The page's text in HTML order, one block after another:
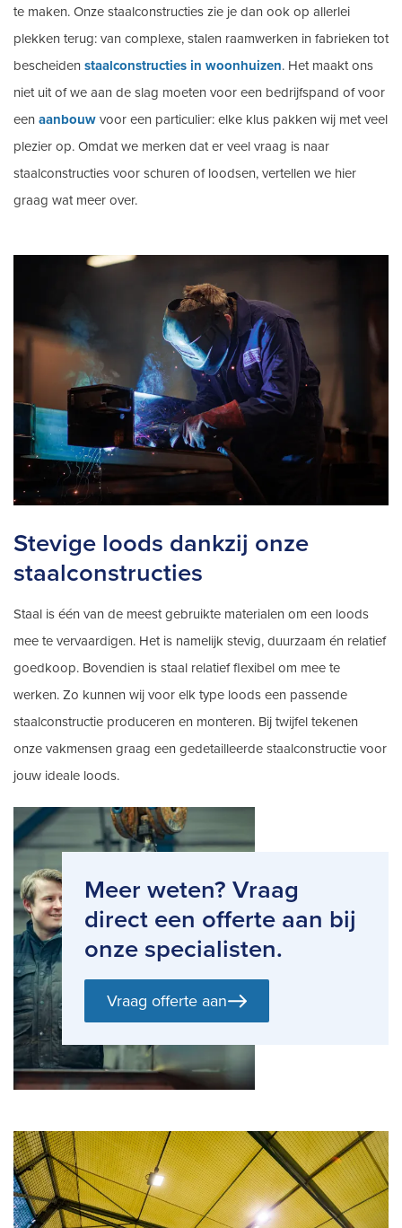
te maken. Onze staalconstructies zie je dan ook op allerlei
plekken terug: van complexe, stalen raamwerken in fabrieken tot
bescheidenstaalconstructies in woonhuizen. Het maakt ons
niet uit of we aan de slag moeten voor een bedrijfspand of voor
eenaanbouwvoor een particulier: elke klus pakken wij met veel
plezier op. Omdat we merken dat er veel vraag is naar
staalconstructies voor schuren of loodsen, vertellen we hier
graag wat meer over.
Stevige loods dankzij onze
staalconstructies
Staal is één van de meest gebruikte materialen om een loods
mee te vervaardigen. Het is namelijk stevig, duurzaam én relatief
goedkoop. Bovendien is staal relatief flexibel om mee te
werken. Zo kunnen wij voor elk type loods een passende
staalconstructie produceren en monteren. Bij twijfel tekenen
onze vakmensen graag een gedetailleerde staalconstructie voor
jouw ideale loods.
Meer weten? Vraag
direct een offerte aan bij
onze specialisten.
Vraag offerte aan